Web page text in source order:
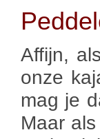
Affijn,
onze
mag je
Maar